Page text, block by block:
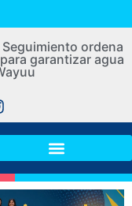
Seguimiento ordena
garantizar agua